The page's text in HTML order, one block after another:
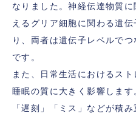
なりました。神経伝達物質
えるグリア細胞に関わる遺
り、両者は遺伝子レベルで
です。
また、日常生活におけるス
睡眠の質に大きく影響します
「遅刻」「ミス」などが積